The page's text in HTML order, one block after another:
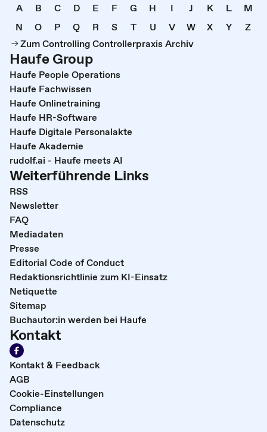
A B C D E F G H I J K L
M
N
O P Q R S T U V W X Y
Z
Zum Controlling Controllerpraxis Archiv
Haufe Group
Haufe People Operations
Haufe Fachwissen
Haufe Onlinetraining
Haufe HR-Software
Haufe Digitale Personalakte
Haufe Akademie
rudolf.ai - Haufe meets AI
Weiterführende Links
RSS
Newsletter
FAQ
Mediadaten
Presse
Editorial Code of Conduct
Redaktionsrichtlinie zum KI-Einsatz
Netiquette
Sitemap
Buchautor:in werden bei Haufe
Kontakt
Kontakt & Feedback
AGB
Cookie-Einstellungen
Compliance
Datenschutz